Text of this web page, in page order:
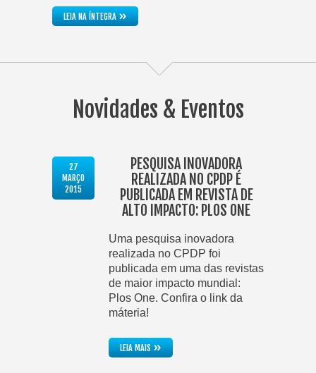
LEIA NA ÍNTEGRA»
Novidades & Eventos
27
MARÇO
2015
PESQUISA INOVADORA
REALIZADA NO CPDP É
PUBLICADA EM REVISTA DE
ALTO IMPACTO: PLOS ONE
Uma pesquisa inovadora
realizada no CPDP foi
publicada em uma das revistas
de maior impacto mundial:
Plos One. Confira o link da
máteria!
LEIA MAIS»